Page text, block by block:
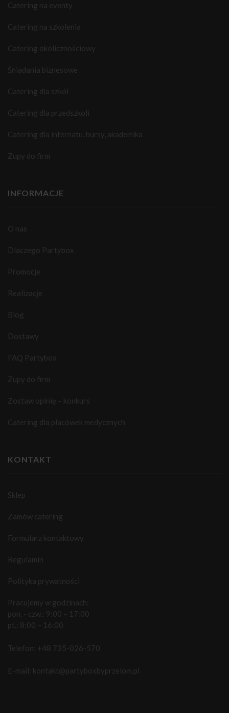
Catering na eventy
Catering na szkolenia
Catering okolicznościowy
Śniadania biznesowe
Catering dla szkół
Catering dla przedszkoli
Catering dla internatu, bursy, akademika
Zupy do firm
INFORMACJE
O nas
Dlaczego Partybox
Promocje
Realizacje
Blog
Dostawy
FAQ Partybox
Zupy do firm
Zostaw opinię – konkurs
Catering dla placówek medycznych
KONTAKT
Sklep
Zamów catering
Formularz kontaktowy
Regulamin
Polityka prywatności
Pracujemy w godzinach:
pon. - czw.: 9:00 – 17:00
pt.: 8:00 – 16:00
Telefon: +48 735-026-570
E-mail: kontakt@partyboxbyprzelom.pl